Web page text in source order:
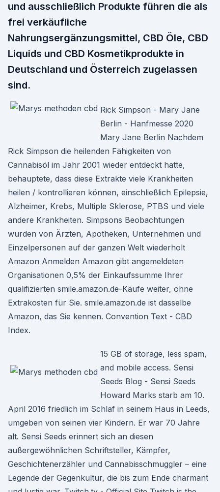
und ausschließlich Produkte führen die als
frei verkäufliche
Nahrungsergänzungsmittel, CBD Öle, CBD
Liquids und CBD Kosmetikprodukte in
Deutschland und Österreich zugelassen
sind.
Rick Simpson - Mary Jane
Berlin - Hanfmesse 2020
Mary Jane Berlin Nachdem
Rick Simpson die heilenden Fähigkeiten von
Cannabisöl im Jahr 2001 wieder entdeckt hatte,
behauptete, dass diese Extrakte viele Krankheiten
heilen / kontrollieren können, einschließlich Epilepsie,
Alzheimer, Krebs, Multiple Sklerose, PTBS und viele
andere Krankheiten. Simpsons Beobachtungen
wurden von Ärzten, Apotheken, Unternehmen und
Einzelpersonen auf der ganzen Welt wiederholt
Amazon Anmelden Amazon gibt angemeldeten
Organisationen 0,5% der Einkaufssumme Ihrer
qualifizierten smile.amazon.de-Käufe weiter, ohne
Extrakosten für Sie. smile.amazon.de ist dasselbe
Amazon, das Sie kennen. Convention Text - CBD
Index.
15 GB of storage, less spam,
and mobile access. Sensi
Seeds Blog - Sensi Seeds
Howard Marks starb am 10.
April 2016 friedlich im Schlaf in seinem Haus in Leeds,
umgeben von seinen vier Kindern. Er war 70 Jahre
alt. Sensi Seeds erinnert sich an diesen
außergewöhnlichen Schriftsteller, Kämpfer,
Geschichtenerzähler und Cannabisschmuggler – eine
Legende der Gegenkultur, die bis zum Ende charmant